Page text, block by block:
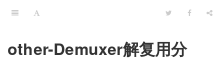
other-Demuxer解复用分